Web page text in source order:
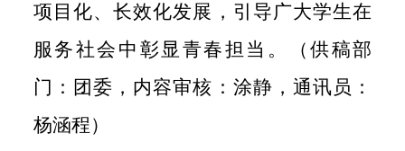
项目化、长效化发展，引导广大学生在
服务社会中彰显青春担当。（供稿部
门：团委，内容审核：涂静，通讯员：
杨涵程）